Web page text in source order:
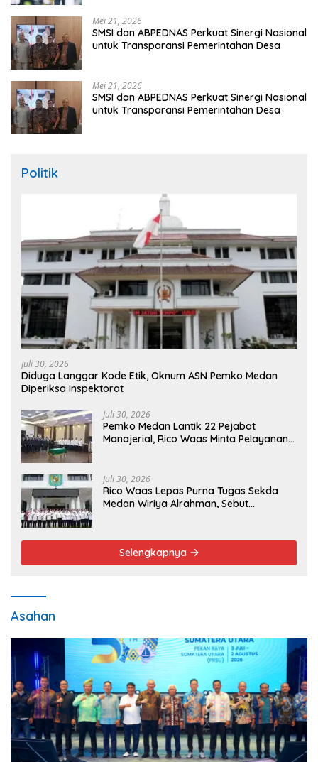
Mei 21, 2026
SMSI dan ABPEDNAS Perkuat Sinergi Nasional
untuk Transparansi Pemerintahan Desa
Mei 21, 2026
SMSI dan ABPEDNAS Perkuat Sinergi Nasional
untuk Transparansi Pemerintahan Desa
Politik
Juli 30, 2026
Diduga Langgar Kode Etik, Oknum ASN Pemko Medan
Diperiksa Inspektorat
Juli 30, 2026
Pemko Medan Lantik 22 Pejabat
Manajerial, Rico Waas Minta Pelayanan
Juli 30, 2026
Rico Waas Lepas Purna Tugas Sekda
Medan Wiriya Alrahman, Sebut
Selengkapnya
Asahan